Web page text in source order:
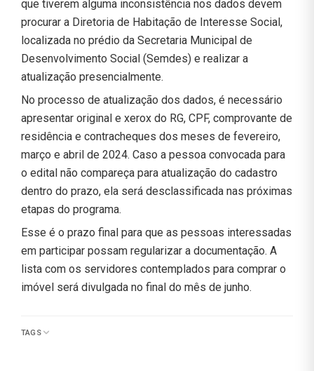
que tiverem alguma inconsistência nos dados devem
procurar a Diretoria de Habitação de Interesse Social,
localizada no prédio da Secretaria Municipal de
Desenvolvimento Social (Semdes) e realizar a
atualização presencialmente.
No processo de atualização dos dados, é necessário
apresentar original e xerox do RG, CPF, comprovante de
residência e contracheques dos meses de fevereiro,
março e abril de 2024. Caso a pessoa convocada para
o edital não compareça para atualização do cadastro
dentro do prazo, ela será desclassificada nas próximas
etapas do programa.
Esse é o prazo final para que as pessoas interessadas
em participar possam regularizar a documentação. A
lista com os servidores contemplados para comprar o
imóvel será divulgada no final do mês de junho.
TAGS